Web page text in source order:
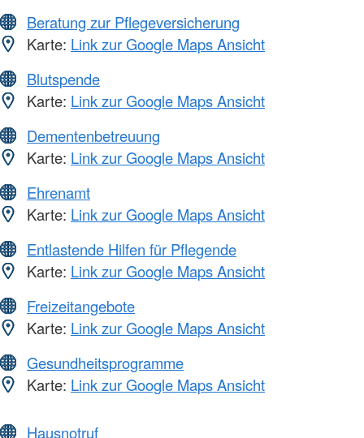
Beratung zur Pflegeversicherung
Karte: Link zur Google Maps Ansicht
Blutspende
Karte: Link zur Google Maps Ansicht
Dementenbetreuung
Karte: Link zur Google Maps Ansicht
Ehrenamt
Karte: Link zur Google Maps Ansicht
Entlastende Hilfen für Pflegende
Karte: Link zur Google Maps Ansicht
Freizeitangebote
Karte: Link zur Google Maps Ansicht
Gesundheitsprogramme
Karte: Link zur Google Maps Ansicht
Hausnotruf